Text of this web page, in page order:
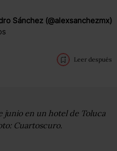
Sánchez (@alexsanchezmx)
Leer después
junio en un hotel de Toluca
Cuartoscuro.